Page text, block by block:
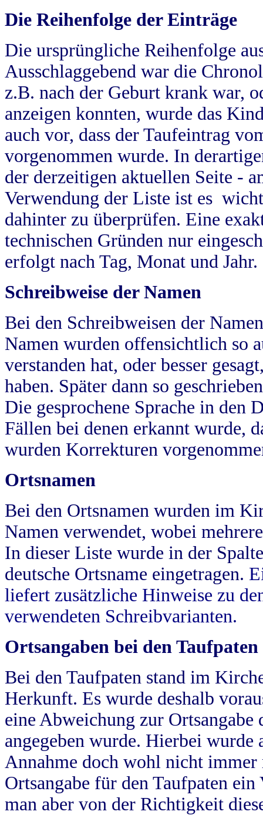
Die Reihenfolge der Einträge
Die ursprüngliche Reihenfolge
Ausschlaggebend war die
z.B. nach der Geburt krank war,
anzeigen konnten, wurde das
auch vor, dass der Taufeintrag
vorgenommen wurde. In
der derzeitigen aktuellen Seite -
Verwendung der Liste ist es
dahinter zu überprüfen. Eine
technischen Gründen nur
erfolgt nach Tag, Monat und Jahr.
Schreibweise der Namen
Bei den Schreibweisen der
Namen wurden offensichtlich so
verstanden hat, oder besser
haben. Später dann so
Die gesprochene Sprache in
Fällen bei denen erkannt wurde,
wurden Korrekturen
Ortsnamen
Bei den Ortsnamen wurden im
Namen verwendet, wobei
In dieser Liste wurde in der
deutsche Ortsname eingetragen.
liefert zusätzliche Hinweise zu
verwendeten Schreibvarianten.
Ortsangaben bei den Taufpaten
Bei den Taufpaten stand im
Herkunft. Es wurde deshalb
eine Abweichung zur
angegeben wurde. Hierbei wurde
Annahme doch wohl nicht
Ortsangabe für den Taufpaten
man aber von der Richtigkeit